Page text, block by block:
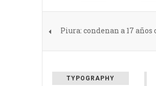
Piura: condenan a 17
TYPOGRAPHY